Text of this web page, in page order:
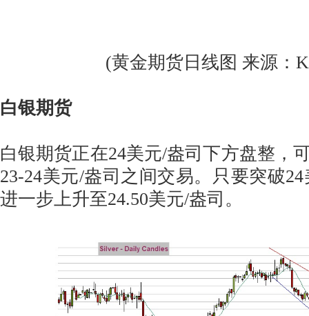
(黄金期货日线图 来源：
白银期货
白银期货正在24美元/盎司下方盘整，
23-24美元/盎司之间交易。只要突破
进一步上升至24.50美元/盎司。